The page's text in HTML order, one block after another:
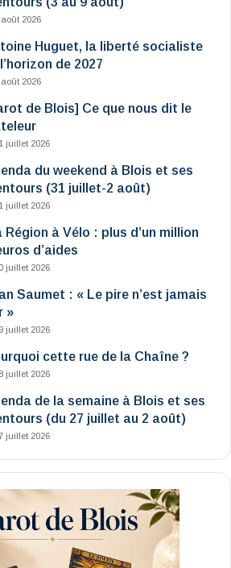
août 2026
Huguet, la liberté socialiste
de 2027
août 2026
de Blois] Ce que nous dit le
juillet 2026
du weekend à Blois et ses
(31 juillet-2 août)
juillet 2026
Région à Vélo : plus d’un million
d’aides
juillet 2026
Saumet : « Le pire n’est jamais
»
juillet 2026
cette rue de la Chaîne ?
juillet 2026
de la semaine à Blois et ses
(du 27 juillet au 2 août)
juillet 2026